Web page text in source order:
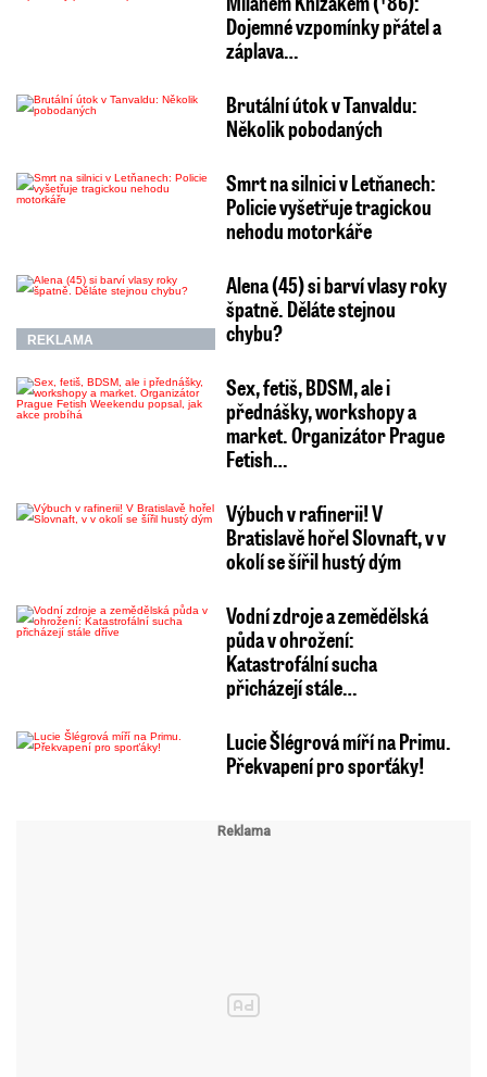
Dojemné vzpomínky přátel a
záplava…
Brutální útok v Tanvaldu:
Několik pobodaných
Smrt na silnici v Letňanech:
Policie vyšetřuje tragickou
nehodu motorkáře
REKLAMA
Alena (45) si barví vlasy roky
špatně. Děláte stejnou
chybu?
Sex, fetiš, BDSM, ale i
přednášky, workshopy a
market. Organizátor Prague
Fetish…
Výbuch v rafinerii! V
Bratislavě hořel Slovnaft, v v
okolí se šířil hustý dým
Vodní zdroje a zemědělská
půda v ohrožení:
Katastrofální sucha
přicházejí stále…
Lucie Šlégrová míří na Primu.
Překvapení pro sporťáky!